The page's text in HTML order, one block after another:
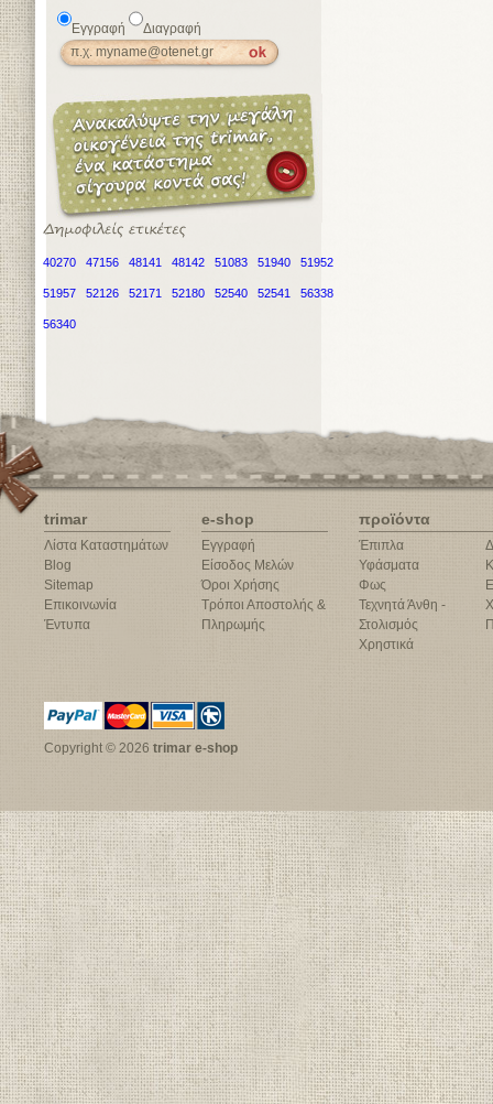
Εγγραφή Διαγραφή
40270 47156 48141 48142 51083 51940 51952
51957 52126 52171 52180 52540 52541 56338
56340
trimar
Λίστα Καταστημάτων
Blog
Sitemap
Επικοινωνία
Έντυπα
e-shop
Εγγραφή
Είσοδος Μελών
Όροι Χρήσης
Τρόποι Αποστολής &
Πληρωμής
προϊόντα
Έπιπλα
Υφάσματα
Φως
Τεχνητά Άνθη -
Στολισμός
Χρηστικά
Copyright © 2026 trimar e-shop